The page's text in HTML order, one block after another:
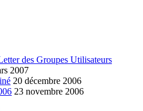
des Groupes Utilisateurs
2007
20 décembre 2006
23 novembre 2006